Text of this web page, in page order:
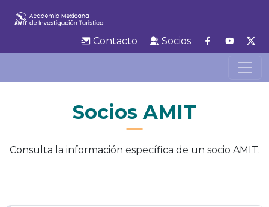
Contacto Socios
Socios AMIT
Consulta la información específica de un socio AMIT.